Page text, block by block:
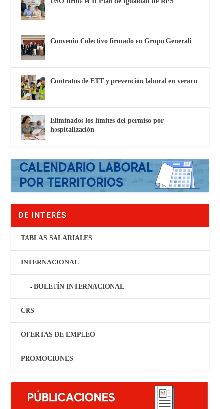
Convenio Colectivo firmado en Grupo Generali
Contratos de ETT y prevención laboral en verano
Eliminados los límites del permiso por
hospitalización
DE INTERÉS
TABLAS SALARIALES
INTERNACIONAL
BOLETÍN INTERNACIONAL
CRS
OFERTAS DE EMPLEO
PROMOCIONES